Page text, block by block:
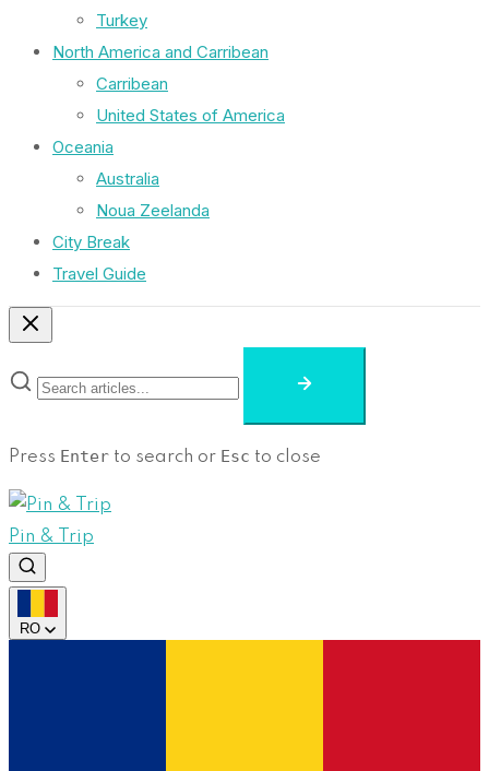
Turkey
North America and Carribean
Carribean
United States of America
Oceania
Australia
Noua Zeelanda
City Break
Travel Guide
Press Enter to search or Esc to close
Pin & Trip
RO